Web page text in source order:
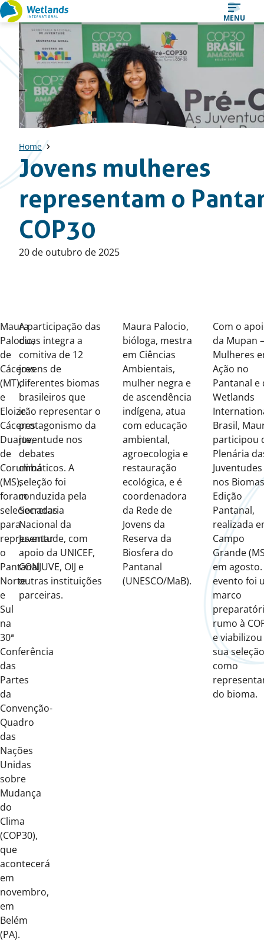
Straight
to
content
MENU
Home
Jovens mulheres
representam o
COP30
Published
20 de outubro de 2025
Maura
Palocio,
de
Cáceres
(MT),
e
Eloize
Cáceres
Duarte,
de
Corumbá
(MS),
foram
selecionadas
para
representar
o
Pantanal
Norte
e
Sul
na
30ª
Conferência
das
Partes
da
Convenção-
Quadro
das
Nações
Unidas
sobre
Mudança
do
Clima
(COP30),
que
acontecerá
em
novembro,
em
Belém
(PA).
A participação das
duas integra a
comitiva de 12
jovens de
diferentes biomas
brasileiros que
irão representar o
protagonismo da
juventude nos
debates
climáticos. A
seleção foi
conduzida pela
Secretaria
Nacional da
Juventude, com
apoio da UNICEF,
CONJUVE, OIJ e
outras instituições
parceiras.
Maura Palocio,
bióloga, mestra
em Ciências
Ambientais,
mulher negra e
de ascendência
indígena, atua
com educação
ambiental,
agroecologia e
restauração
ecológica, e é
coordenadora
da Rede de
Jovens da
Reserva da
Biosfera do
Pantanal
(UNESCO/MaB).
Com o
da Mupan –
Mulheres
Ação no
Pantanal e
Wetlands
Brasil,
participou
Plenária
Juventudes
nos
Edição
Pantanal,
realizada
Campo
Grande
em agosto.
evento foi
marco
rumo à
e viabilizou
sua seleção
como
do bioma.